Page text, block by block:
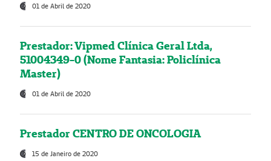
01 de Abril de 2020
Prestador: Vipmed Clínica Geral Ltda,
51004349-0 (Nome Fantasia: Policlínica
Master)
01 de Abril de 2020
Prestador CENTRO DE ONCOLOGIA
15 de Janeiro de 2020